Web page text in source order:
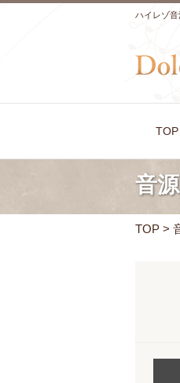
ハイレゾ
TOP
音
TOP >